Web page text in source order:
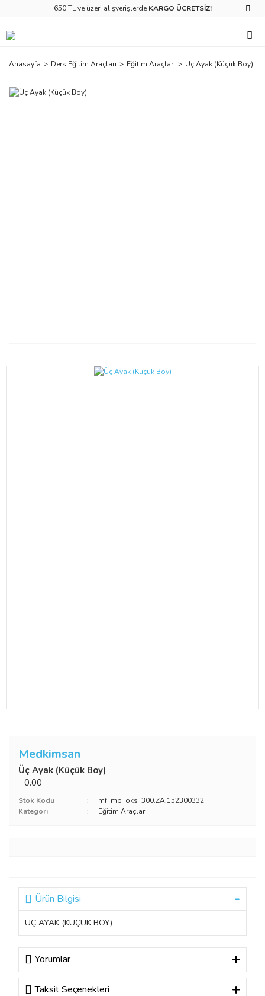
650 TL ve üzeri alışverişlerde KARGO ÜCRETSİZ!
Anasayfa Ders Eğitim Araçları Eğitim Araçları Üç Ayak (Küçük Boy)
Medkimsan
Üç Ayak (Küçük Boy)
0.00
Stok Kodu
mf_mb_oks_300.ZA.152300332
Kategori
Eğitim Araçları
Ürün Bilgisi
ÜÇ AYAK (KÜÇÜK BOY)
Yorumlar
Taksit Seçenekleri